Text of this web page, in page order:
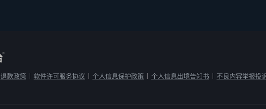
退款政策 软件许可服务协议 个人信息保护政策 个人信息出境告知书
不良内容举报投